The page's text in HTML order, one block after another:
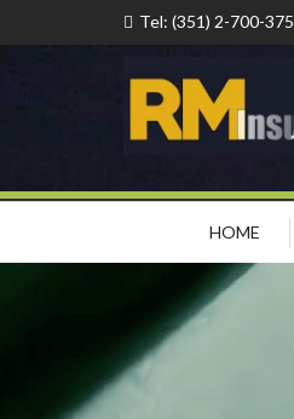
Tel: (351) 2-700-375
HOME